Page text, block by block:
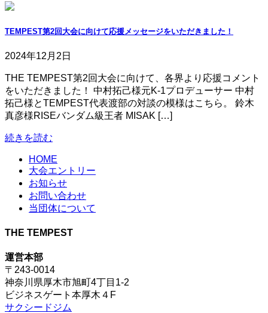
TEMPEST第2回大会に向けて応援メッセージをいただきました！
2024年12月2日
THE TEMPEST第2回大会に向けて、各界より応援コメント
をいただきました！ 中村拓己様元K-1プロデューサー 中村
拓己様とTEMPEST代表渡部の対談の模様はこちら。 鈴木
真彦様RISEバンダム級王者 MISAK […]
続きを読む
HOME
大会エントリー
お知らせ
お問い合わせ
当団体について
THE TEMPEST
運営本部
〒243-0014
神奈川県厚木市旭町4丁目1-2
ビジネスゲート本厚木４F
サクシードジム